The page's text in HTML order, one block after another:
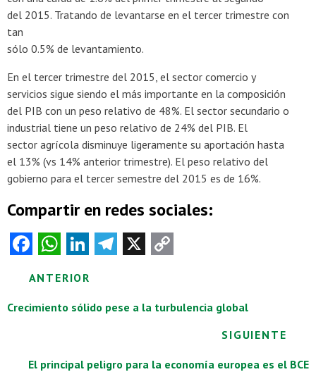
del 2015. Tratando de levantarse en el tercer trimestre con
tan
sólo 0.5% de levantamiento.
En el tercer trimestre del 2015, el sector comercio y
servicios sigue siendo el más importante en la composición
del PIB con un peso relativo de 48%. El sector secundario o
industrial tiene un peso relativo de 24% del PIB. El
sector agrícola disminuye ligeramente su aportación hasta
el 13% (vs 14% anterior trimestre). El peso relativo del
gobierno para el tercer semestre del 2015 es de 16%.
Compartir en redes sociales:
Fa
ce
b
o
k
W
ha
ts
A
p
Li
dI
Te
a
X
Li
Posts
navigation
ANTERIOR
Crecimiento sólido pese a la turbulencia global
SIGUIENTE
El principal peligro para la economía europea es el BCE